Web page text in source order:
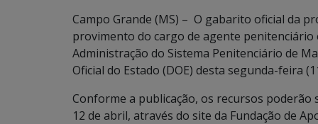
Campo Grande (MS) – O gabarito oficial da
provimento do cargo de agente penitenciário
Administração do Sistema Penitenciário de
Oficial do Estado (DOE) desta segunda-feira
Conforme a publicação, os recursos poderão
12 de abril, através do site da Fundação de